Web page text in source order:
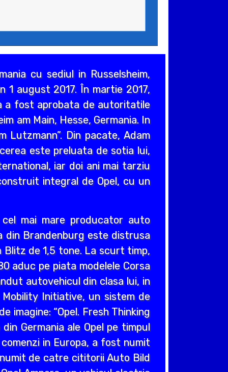
cu sediul in Russelsheim,
1 august 2017. În martie 2017,
a fost aprobata de autoritatile
am Main, Hesse, Germania. In
Lutzmann”. Din pacate, Adam
este preluata de sotia lui,
iar doi ani mai tarziu
integral de Opel, cu un
mai mare producator auto
din Brandenburg este distrusa
Blitz de 1,5 tone. La scurt timp,
aduc pe piata modelele Corsa
autovehicul din clasa lui, in
Mobility Initiative, un sistem de
imagine: “Opel. Fresh Thinking
Germania ale Opel pe timpul
in Europa, a fost numit
numit de catre cititorii Auto Bild